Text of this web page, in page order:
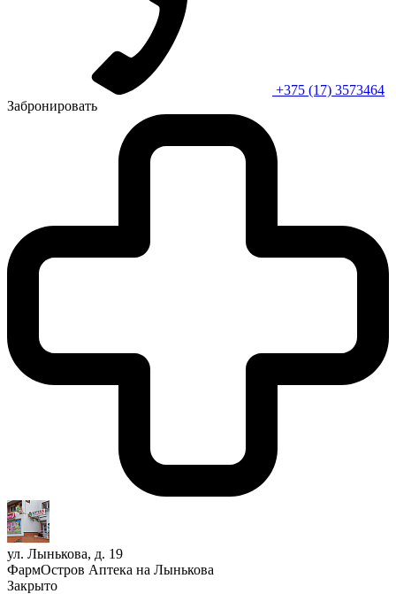
+375 (17) 3573464
Забронировать
ул. Лынькова, д. 19
ФармОстров Аптека на Лынькова
Закрыто